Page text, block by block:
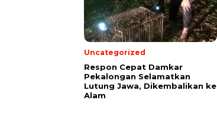
Uncategorized
Respon Cepat Damkar
Pekalongan Selamatkan
Lutung Jawa, Dikembalikan ke
Alam